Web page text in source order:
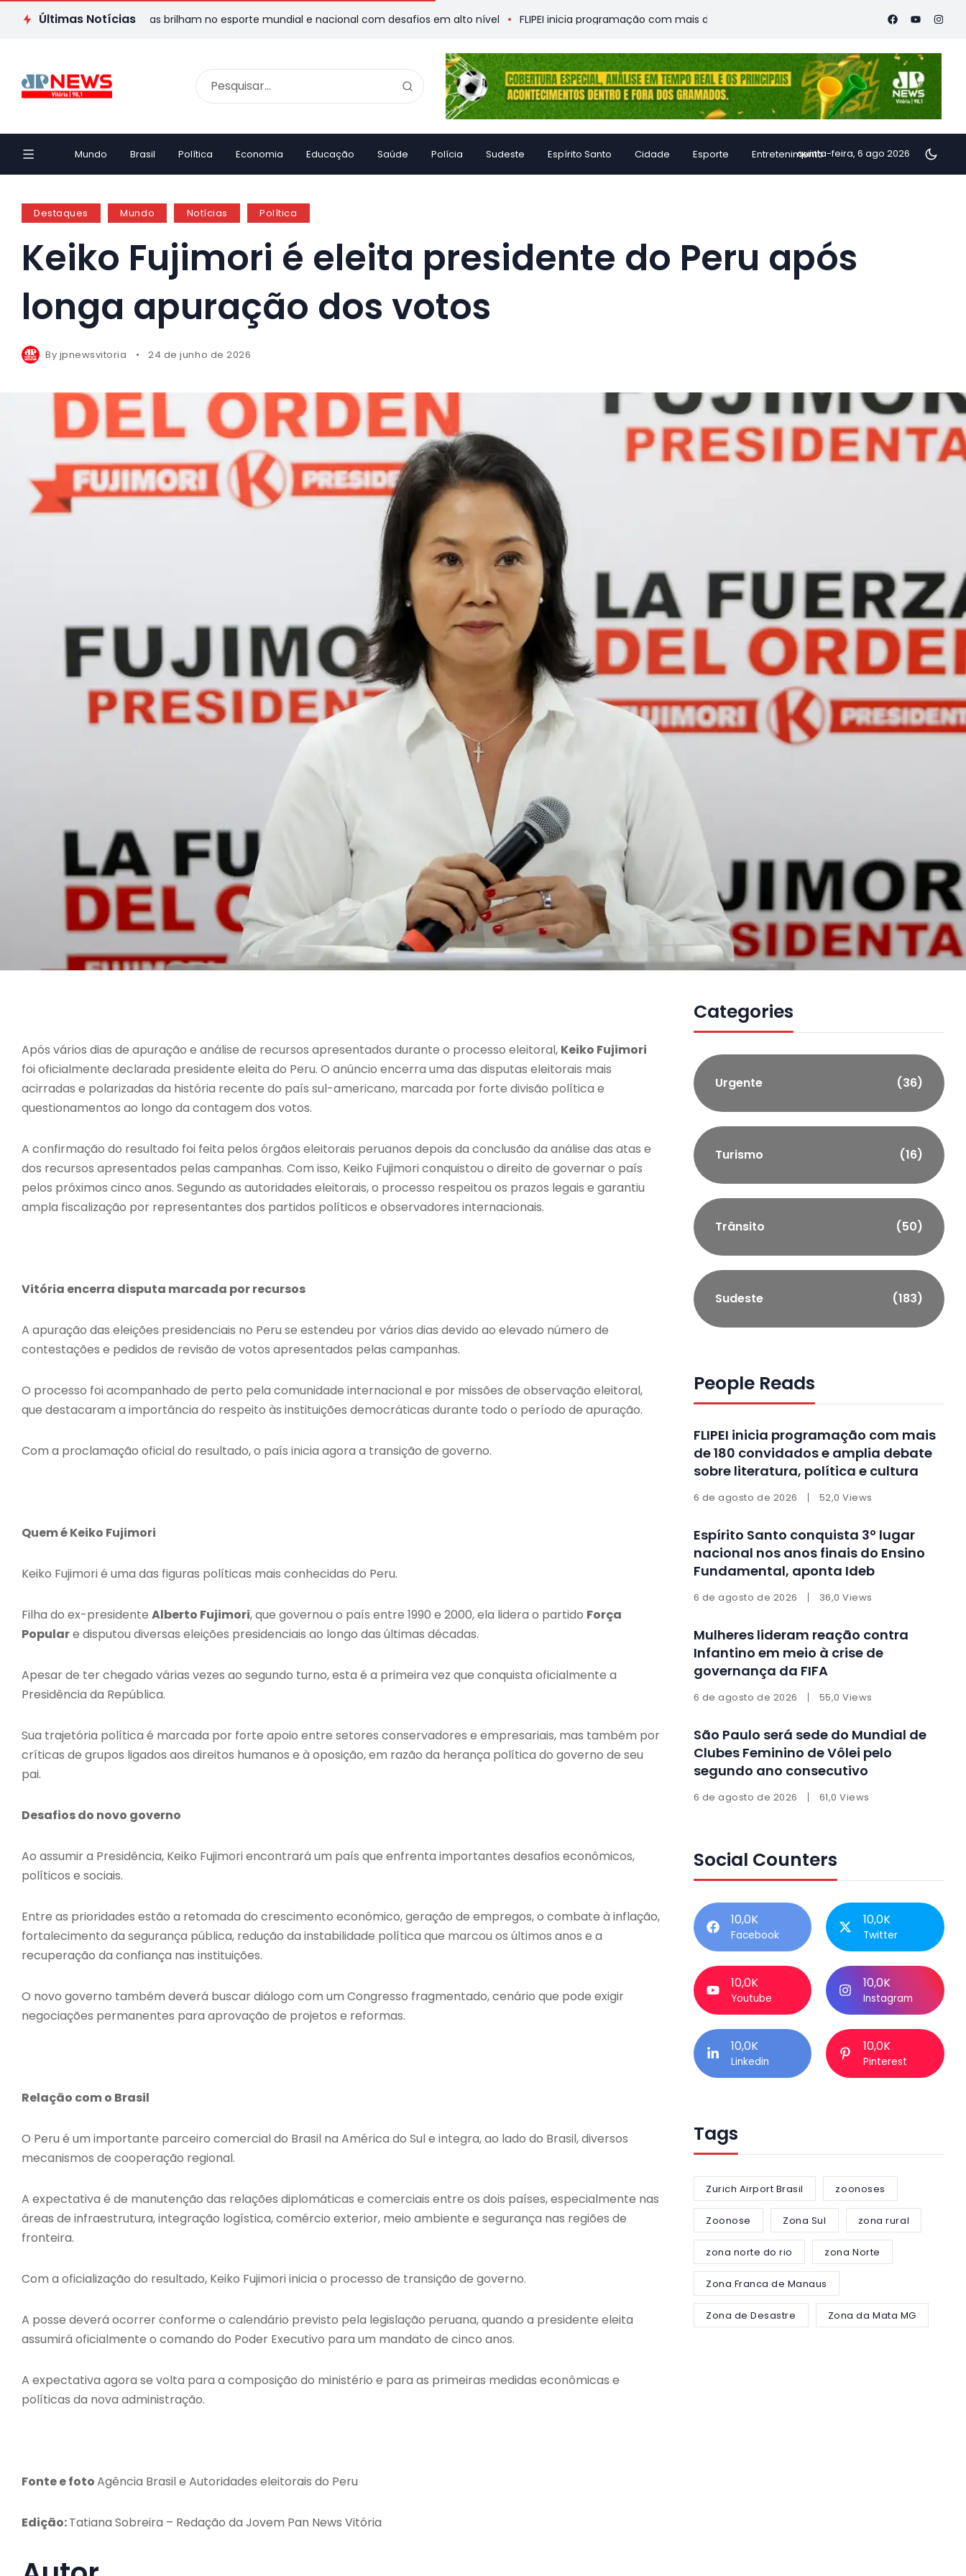
Últimas Notícias
vez Capixabas brilham no esporte mundial e nacional com desafios em alto nível FLIPEI inicia programação com mais de 180 convidados e amplia debate sobre literatura, política
Mundo Brasil Política Economia Educação Saúde Polícia Sudeste Espírito Santo Cidade Esporte Entretenimentoquinta-feira, 6 ago 2026
Destaques Mundo Notícias Política
Keiko Fujimori é eleita presidente do Peru após
longa apuração dos votos
By jpnewsvitoria 24 de junho de 2026
Após vários dias de apuração e análise de recursos apresentados durante o processo eleitoral, Keiko Fujimori
foi oficialmente declarada presidente eleita do Peru. O anúncio encerra uma das disputas eleitorais mais
acirradas e polarizadas da história recente do país sul-americano, marcada por forte divisão política e
questionamentos ao longo da contagem dos votos.
A confirmação do resultado foi feita pelos órgãos eleitorais peruanos depois da conclusão da análise das atas e
dos recursos apresentados pelas campanhas. Com isso, Keiko Fujimori conquistou o direito de governar o país
pelos próximos cinco anos. Segundo as autoridades eleitorais, o processo respeitou os prazos legais e garantiu
ampla fiscalização por representantes dos partidos políticos e observadores internacionais.
Vitória encerra disputa marcada por recursos
A apuração das eleições presidenciais no Peru se estendeu por vários dias devido ao elevado número de
contestações e pedidos de revisão de votos apresentados pelas campanhas.
O processo foi acompanhado de perto pela comunidade internacional e por missões de observação eleitoral,
que destacaram a importância do respeito às instituições democráticas durante todo o período de apuração.
Com a proclamação oficial do resultado, o país inicia agora a transição de governo.
Quem é Keiko Fujimori
Keiko Fujimori é uma das figuras políticas mais conhecidas do Peru.
Filha do ex-presidente Alberto Fujimori, que governou o país entre 1990 e 2000, ela lidera o partido Força
Populare disputou diversas eleições presidenciais ao longo das últimas décadas.
Apesar de ter chegado várias vezes ao segundo turno, esta é a primeira vez que conquista oficialmente a
Presidência da República.
Sua trajetória política é marcada por forte apoio entre setores conservadores e empresariais, mas também por
críticas de grupos ligados aos direitos humanos e à oposição, em razão da herança política do governo de seu
pai.
Desafios do novo governo
Ao assumir a Presidência, Keiko Fujimori encontrará um país que enfrenta importantes desafios econômicos,
políticos e sociais.
Entre as prioridades estão a retomada do crescimento econômico, geração de empregos, o combate à inflação,
fortalecimento da segurança pública, redução da instabilidade política que marcou os últimos anos e a
recuperação da confiança nas instituições.
O novo governo também deverá buscar diálogo com um Congresso fragmentado, cenário que pode exigir
negociações permanentes para aprovação de projetos e reformas.
Relação com o Brasil
O Peru é um importante parceiro comercial do Brasil na América do Sul e integra, ao lado do Brasil, diversos
mecanismos de cooperação regional.
A expectativa é de manutenção das relações diplomáticas e comerciais entre os dois países, especialmente nas
áreas de infraestrutura, integração logística, comércio exterior, meio ambiente e segurança nas regiões de
fronteira.
Com a oficialização do resultado, Keiko Fujimori inicia o processo de transição de governo.
A posse deverá ocorrer conforme o calendário previsto pela legislação peruana, quando a presidente eleita
assumirá oficialmente o comando do Poder Executivo para um mandato de cinco anos.
A expectativa agora se volta para a composição do ministério e para as primeiras medidas econômicas e
políticas da nova administração.
Fonte e fotoAgência Brasil e Autoridades eleitorais do Peru
Edição:Tatiana Sobreira – Redação da Jovem Pan News Vitória
Categories
Urgente (36)
Turismo (16)
Trânsito (50)
Sudeste (183)
People Reads
FLIPEI inicia programação com mais
de 180 convidados e amplia debate
sobre literatura, política e cultura
6 de agosto de 2026 52,0 Views
Espírito Santo conquista 3º lugar
nacional nos anos finais do Ensino
Fundamental, aponta Ideb
6 de agosto de 2026 36,0 Views
Mulheres lideram reação contra
Infantino em meio à crise de
governança da FIFA
6 de agosto de 2026 55,0 Views
São Paulo será sede do Mundial de
Clubes Feminino de Vôlei pelo
segundo ano consecutivo
6 de agosto de 2026 61,0 Views
Social Counters
10,0K
Facebook
10,0K
Twitter
10,0K
Youtube
10,0K
Instagram
10,0K
Linkedin
10,0K
Pinterest
Tags
Zurich Airport Brasil zoonoses
Zoonose Zona Sul zona rural
zona norte do rio zona Norte
Zona Franca de Manaus
Zona de Desastre Zona da Mata MG